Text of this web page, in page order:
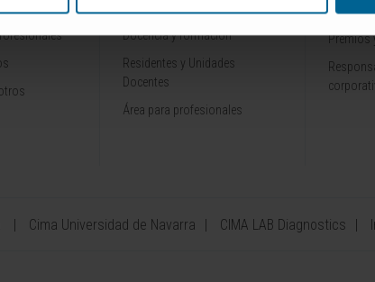
Docencia y formación
Residentes y Unidades
Docentes
Área para profesionales
Premios
Cima Universidad de Navarra CIMA LAB Diagnostics